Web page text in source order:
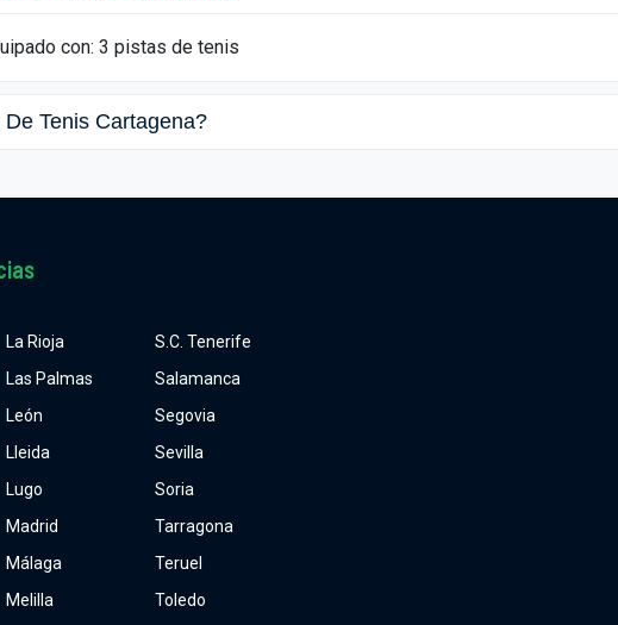
con: 3 pistas de tenis
Tenis Cartagena?
La Rioja
Las Palmas
León
Lleida
Lugo
Madrid
Málaga
Melilla
S.C. Tenerife
Salamanca
Segovia
Sevilla
Soria
Tarragona
Teruel
Toledo